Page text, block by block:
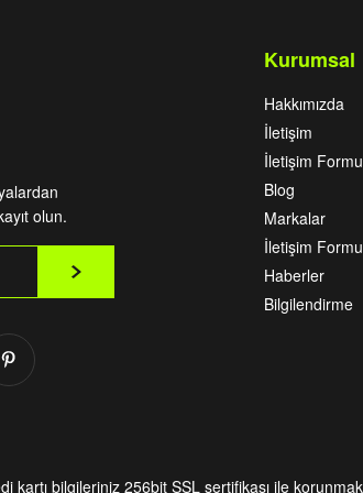
olun.
Kurumsal
Hakkımızda
İletişim
İletişim Formu
Blog
Markalar
İletişim Formu
Haberler
Bilgilendirme
kartı bilgileriniz 256bit SSL sertifikası ile